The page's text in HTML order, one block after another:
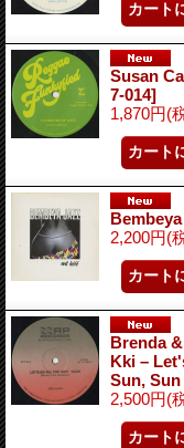
Susan
7-014]
1,870円(
2,200円(
Brenda
Kki –
Sun, Sun
2,500円(